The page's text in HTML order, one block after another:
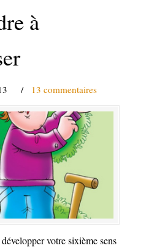
à
/ 13 commentaires
votre sixième sens